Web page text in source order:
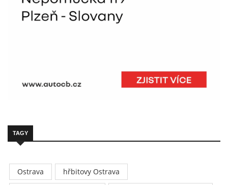
TAGY
Ostrava
hřbitovy Ostrava